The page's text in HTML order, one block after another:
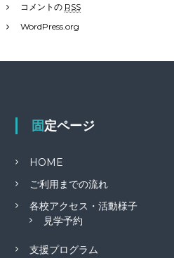
コメントの RSS
WordPress.org
固定ページ
HOME
ご利用までの流れ
各校アクセス・活動様子
見学予約
支援プログラム